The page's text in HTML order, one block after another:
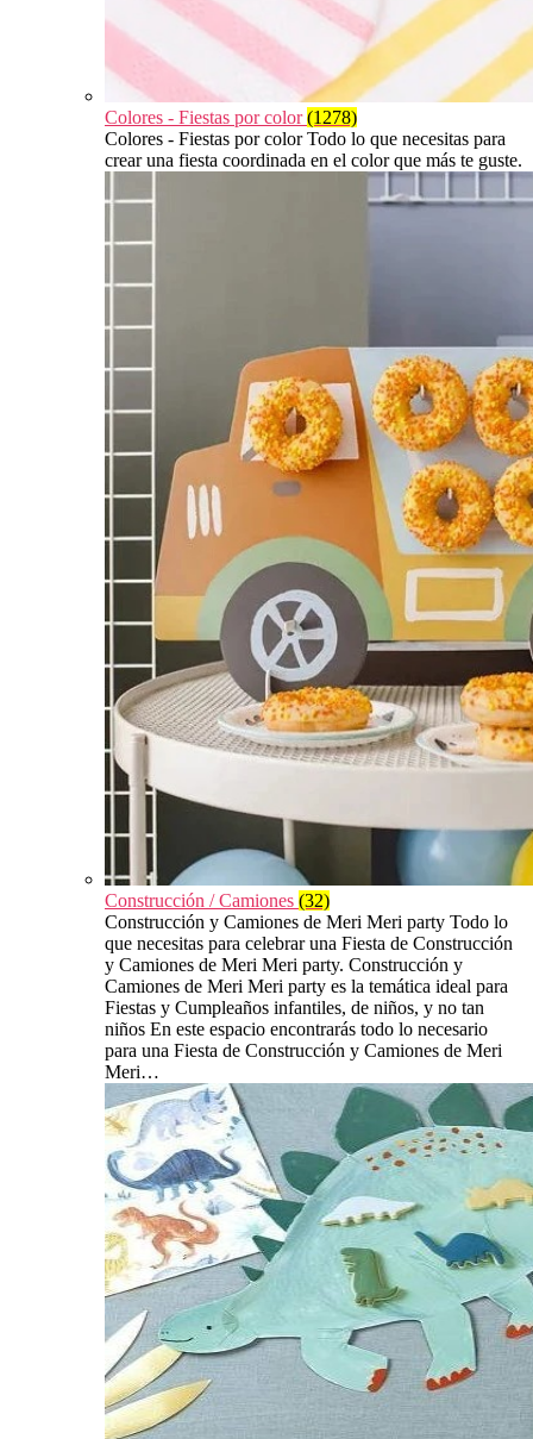
Colores - Fiestas por color(1278)
Colores - Fiestas por color Todo lo que necesitas para
crear una fiesta coordinada en el color que más te guste.
Construcción / Camiones (32)
Construcción y Camiones de Meri Meri party Todo lo
que necesitas para celebrar una Fiesta de Construcción
y Camiones de Meri Meri party. Construcción y
Camiones de Meri Meri party es la temática ideal para
Fiestas y Cumpleaños infantiles, de niños, y no tan
niños En este espacio encontrarás todo lo necesario
para una Fiesta de Construcción y Camiones de Meri
Meri…